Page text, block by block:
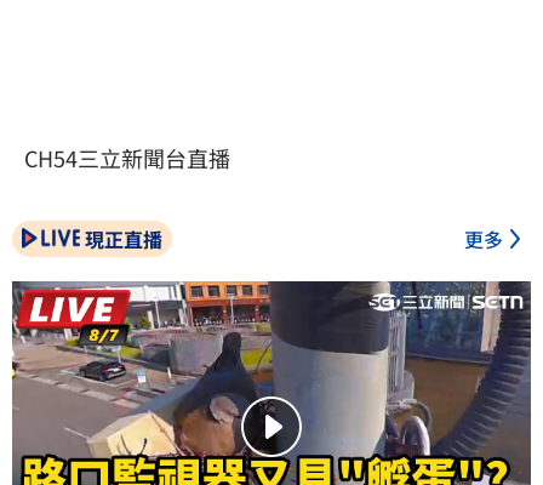
CH54三立新聞台直播
現正直播 更多